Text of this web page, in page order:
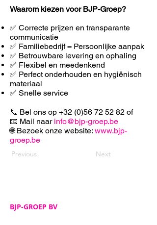
Waarom kiezen voor BJP-Groep?
✅ Correcte prijzen en transparante
communicatie
✅ Familiebedrijf = Persoonlijke aanpak
✅ Betrouwbare levering en ophaling
✅ Flexibel en meedenkend
✅ Perfect onderhouden en hygiënisch
materiaal
✅ Snelle service
📞 Bel ons op +32 (0)56 72 52 82 of
📧 Mail naar info@bjp-groep.be
🌐 Bezoek onze website: www.bjp-
groep.be
Previous Next
BJP-GROEP BV